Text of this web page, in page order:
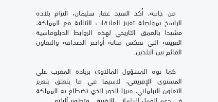
من جانبه، أكد السيد غفار سليمان، التزام بلاده
الراسخ بمواصلة تعزيز العلاقات الثنائية مع المملكة،
مشيدا بالعمق التاريخي لهذه الروابط الدبلوماسية
العريقة التي تعكس متانة أواصر الصداقة والتعاون
القائم بين البلدين.
كما نوه المسؤول المالاوي بريادة المغرب على
المستوى الإفريقي، لاسيما في ما يتعلق بتعزيز
التعاون البرلماني، مبرزا الدور الذي تضطلع به المملكة